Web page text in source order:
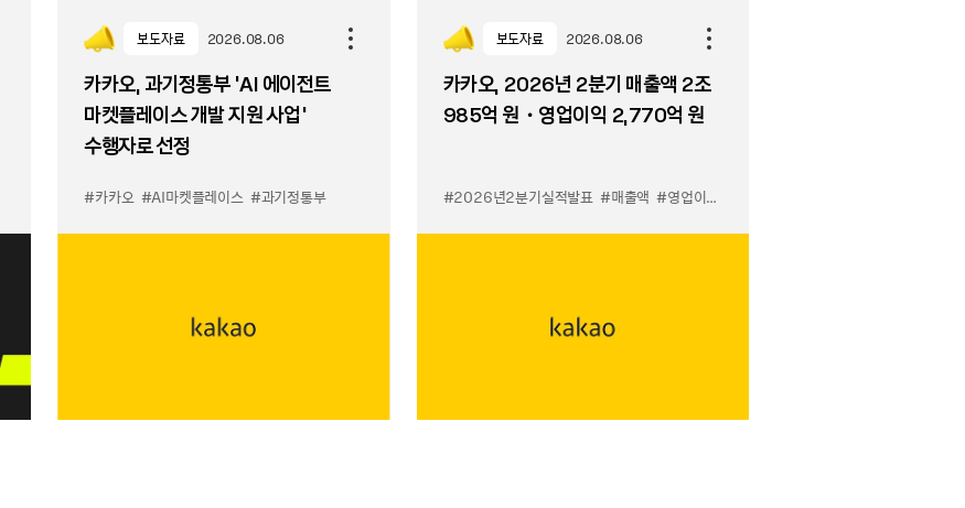
#선물하기 LuX #선물하기 미우미우 입점
보도자료 2026.08.06
카카오, 과기정통부 ‘AI 에이전트
마켓플레이스 개발 지원 사업’
수행자로 선정
#카카오 #AI마켓플레이스 #과기정통부
보도자료 2026.08.06
카카오, 2026년 2분기 매출액 2조
985억 원・영업이익 2,770억 원
#2026년2분기실적발표 #매출액 #영업이익